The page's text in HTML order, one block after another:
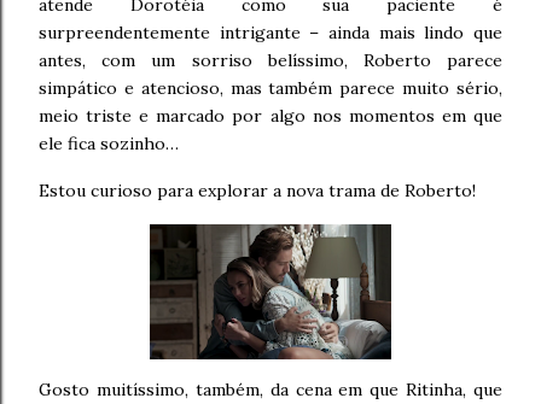
surpreendentemente intrigante – ainda mais lindo que
antes, com um sorriso belíssimo, Roberto parece
simpático e atencioso, mas também parece muito sério,
meio triste e marcado por algo nos momentos em que
ele fica sozinho…
Estou curioso para explorar a nova trama de Roberto!
Gosto muitíssimo, também, da cena em que Ritinha, que